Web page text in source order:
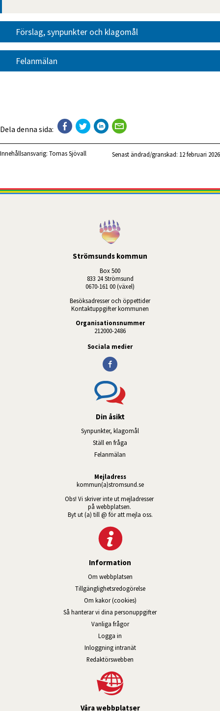
Förslag, synpunkter och klagomål
Felanmälan
Dela denna sida:
Innehållsansvarig: Tomas Sjövall Senast ändrad/granskad: 12 februari 2026
Strömsunds kommun
Box 500
833 24 Strömsund
0670-161 00 (växel)
Besöksadresser och öppettider
Kontaktuppgifter kommunen
Organisationsnummer
212000-2486
Sociala medier
Din åsikt
Synpunkter, klagomål
Ställ en fråga
Felanmälan
Mejladress
kommun(a)stromsund.se
Obs! Vi skriver inte ut mejladresser
på webbplatsen.
Byt ut (a) till @ för att mejla oss.
Information
Om webbplatsen
Tillgänglig­hets­redo­görelse
Om kakor (cookies)
Så hanterar vi dina personuppgifter
Vanliga frågor
Logga in
Inloggning intranätÖppnas i nytt fönster.
Redaktörswebben
Våra webbplatser